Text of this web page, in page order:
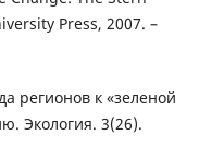
Press, 2007. –
регионов к «зеленой
Экология. 3(26).